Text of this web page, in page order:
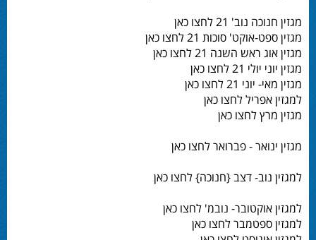
מגזין חנוכה נוב' 21 לחצו כאן
מגזין ספט-אוקט' סוכות 21 לחצו כאן
מגזין אוג ראש השנה 21 לחצו כאן
מגזין יוני יולי 21 לחצו כאן
מגזין מאי- יוני 21 לחצו כאן
למגזין אפריל לחצו כאן
מגזין מרץ לחצו כאן
מגזין ינואר - פברואר לחצו כאן
למגזין נוב- דצב {חנוכה} לחצו כאן
למגזין אוקטובר- נובמ' לחצו כאן
למגזין ספטמבר לחצו כאן